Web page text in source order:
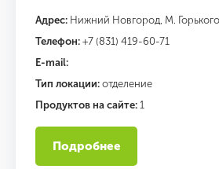
Адрес: Нижний Новгород, М.
Телефон: +7 (831) 419-60-71
E-mail:
Тип локации: отделение
Продуктов на сайте: 1
Подробнее